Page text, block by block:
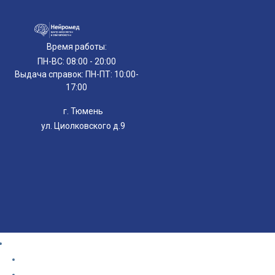
Время работы:
ПН-ВС: 08:00 - 20:00
Выдача справок: ПН-ПТ: 10:00-
17:00
г. Тюмень
ул. Циолковского д.9